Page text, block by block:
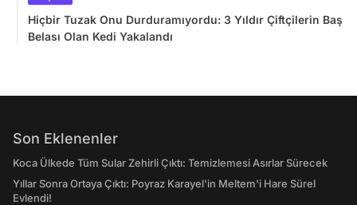
Hiçbir Tuzak Onu Durduramıyordu: 3 Yıldır Çiftçilerin Baş
Belası Olan Kedi Yakalandı
Son Eklenenler
Koca Ülkede Tüm Sular Zehirli Çıktı: Temizlemesi Asırlar Sürecek
Yıllar Sonra Ortaya Çıktı: Poyraz Karayel'in Meltem'i Hare Sürel
Evlendi!